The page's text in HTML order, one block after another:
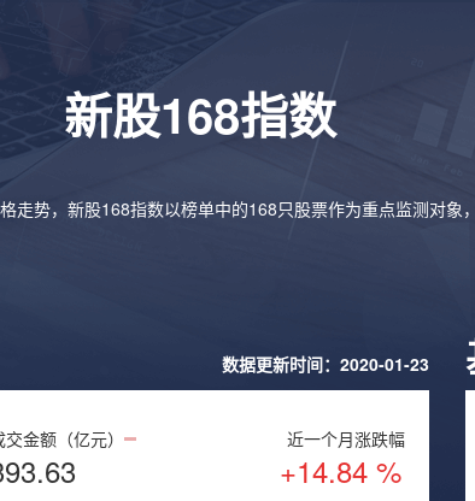
新股168指数
走势，新股168指数以榜单中的168只股票作为重点监测对象
数据更新时间：2020-01-23
交金额（亿元） 近一个月涨跌幅
+14.84 %